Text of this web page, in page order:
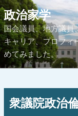
コ
ン
テ
ン
ツ
へ
政治家学
国会議員、地方議員
キャリア、プロフィ
めてみました。
稿
日:
衆議院政治